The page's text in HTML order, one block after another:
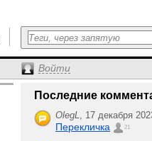
Войти
Последние
OlegL, 17 декабря
Перекличка 21